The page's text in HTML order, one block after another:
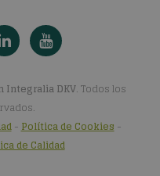
Integralia DKV. Todos los
- Política de Cookies -
de Calidad